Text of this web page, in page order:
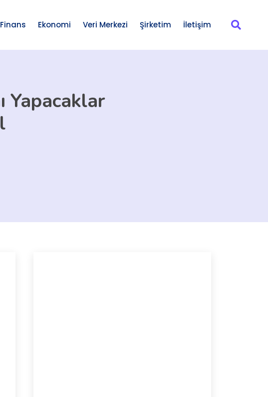
Ekonomi Veri Merkezi Şirketim İletişim
Yapacaklar